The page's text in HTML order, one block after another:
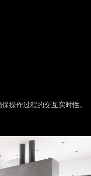
操作过程的交互实时性。